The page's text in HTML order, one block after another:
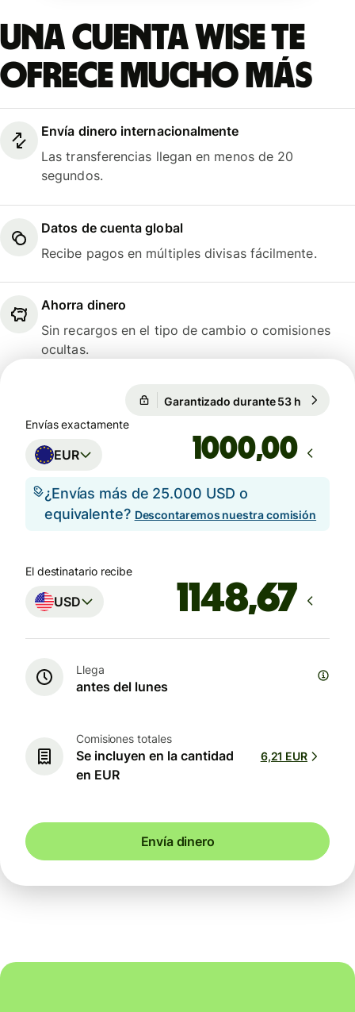
Una cuenta Wise te
ofrece mucho más
Envía dinero internacionalmente
Las transferencias llegan en menos de 20
segundos.
Datos de cuenta global
Recibe pagos en múltiples divisas fácilmente.
Ahorra dinero
Sin recargos en el tipo de cambio o comisiones
ocultas.
Garantizado durante 53 h
Envías exactamente
EUR ,00
¿Envías más de 25.000 USD o
equivalente? Descontaremos nuestra comisión
El destinatario recibe
USD
Llega
antes del lunes
Comisiones totales
Se incluyen en la cantidad
en EUR
6,21 EUR
Envía dinero